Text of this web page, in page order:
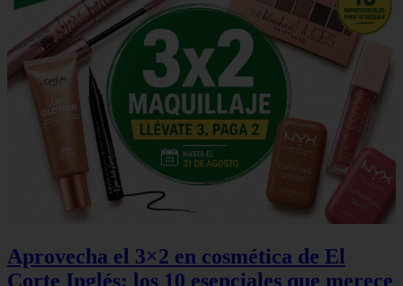
Aprovecha el 3×2 en cosmética de El
Corte Inglés: los 10 esenciales que merece